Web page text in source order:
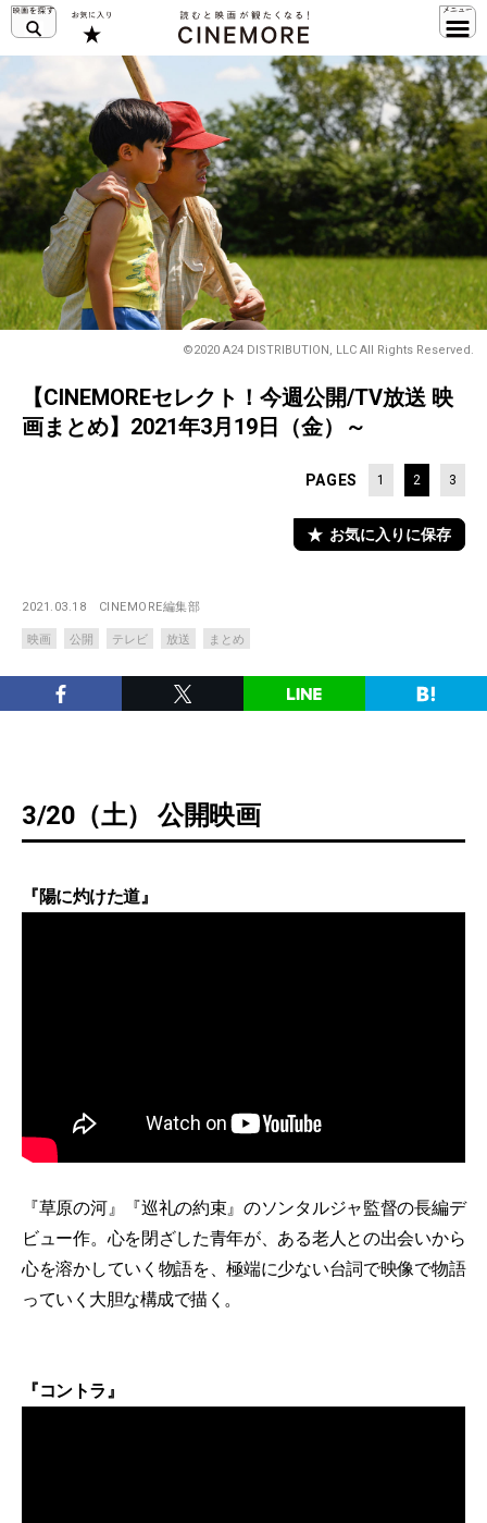
©2020 A24 DISTRIBUTION, LLC All Rights Reserved.
【CINEMOREセレクト！今週公開/TV放送 映
画まとめ】2021年3月19日（金）～
PAGES 1 2 3
お気に入りに保存
2021.03.18 CINEMORE編集部
映画 公開 テレビ 放送 まとめ
3/20（土） 公開映画
『陽に灼けた道』
『草原の河』『巡礼の約束』のソンタルジャ監督の長編デ
ビュー作。心を閉ざした青年が、ある老人との出会いから
心を溶かしていく物語を、極端に少ない台詞で映像で物語
っていく大胆な構成で描く。
『コントラ』